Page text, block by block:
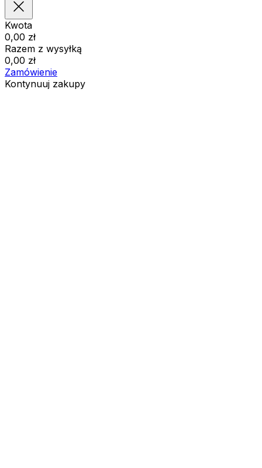
Kwota
0,00 zł
Razem z wysyłką
0,00 zł
Zamówienie
Kontynuuj zakupy